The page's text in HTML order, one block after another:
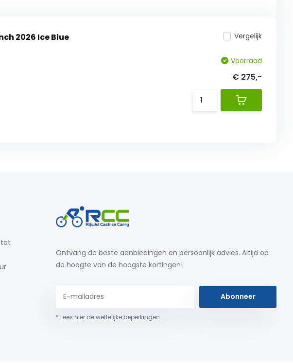
2026 Ice Blue Vergelijk
Voorraad
€ 275,-
Ontvang de beste aanbiedingen en persoonlijk advies. Altijd op
de hoogte van de hoogste kortingen!
Abonneer
* Lees hier de wettelijke beperkingen